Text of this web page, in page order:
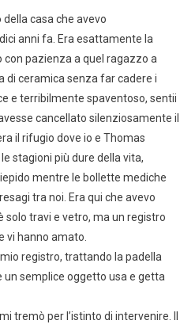
casa che avevo
anni fa. Era esattamente la
pazienza a quel ragazzo a
di ceramica senza far cadere i
e terribilmente spaventoso, sentii
cancellato silenziosamente il
il rifugio dove io e Thomas
stagioni più dure della vita,
mentre le bollette mediche
tra noi. Era qui che avevo
solo travi e vetro, ma un registro
vi hanno amato.
registro, trattando la padella
semplice oggetto usa e getta
tremò per l’istinto di intervenire. Il